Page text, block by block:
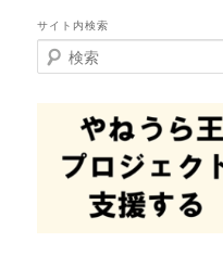
サイト内検索
検
索